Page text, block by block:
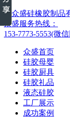
众盛服务热线：
153-7773-5553(微
众盛首页
硅胶母婴
硅胶厨具
硅胶礼品
液态硅胶
工厂展示
成功案例